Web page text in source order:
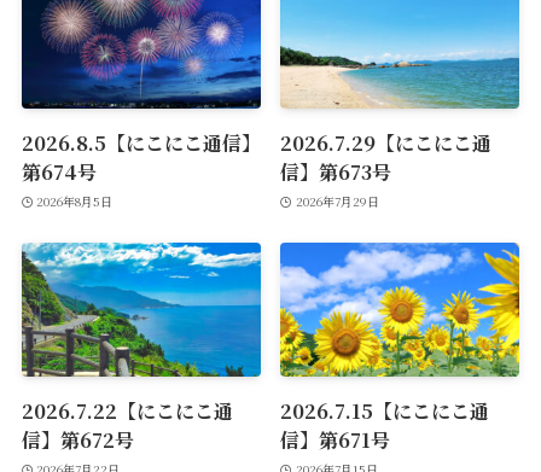
2026.8.5【にこにこ通信】
第674号
2026年8月5日
2026.7.29【にこにこ通
信】第673号
2026年7月29日
2026.7.22【にこにこ通
信】第672号
2026.7.15【にこにこ通
信】第671号